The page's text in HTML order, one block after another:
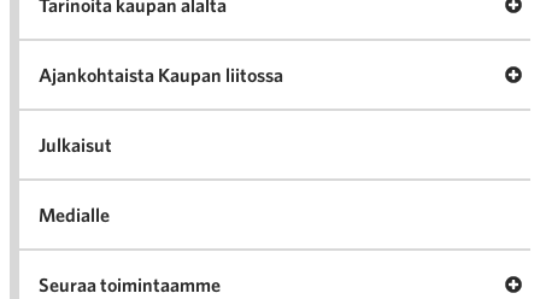
Ajankohtaista Kaupan liitossa
Julkaisut
Medialle
Seuraa toimintaamme